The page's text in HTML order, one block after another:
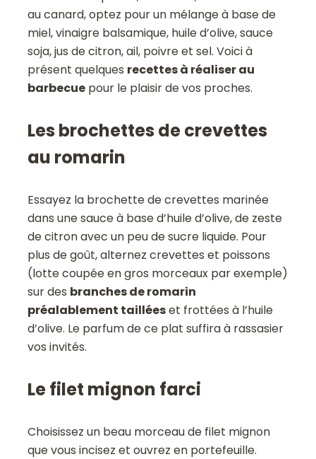
au canard, optez pour un mélange à base de
miel, vinaigre balsamique, huile d’olive, sauce
soja, jus de citron, ail, poivre et sel. Voici à
présent quelques recettes à réaliser au
barbecue pour le plaisir de vos proches.
Les brochettes de crevettes
au romarin
Essayez la brochette de crevettes marinée
dans une sauce à base d’huile d’olive, de zeste
de citron avec un peu de sucre liquide. Pour
plus de goût, alternez crevettes et poissons
(lotte coupée en gros morceaux par exemple)
sur des branches de romarin
préalablement tailléeset frottées à l’huile
d’olive. Le parfum de ce plat suffira à rassasier
vos invités.
Le filet mignon farci
Choisissez un beau morceau de filet mignon
que vous incisez et ouvrez en portefeuille.